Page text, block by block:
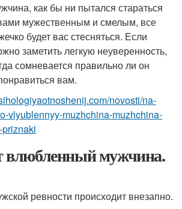
как бы ни пытался стараться
мужественным и смелым, все
будет вас стесняться. Если
заметить легкую неуверенность,
сомневается правильно ли он
вам.
novosti/na-
vlyublennyy-muzhchina-muzhchina-
влюбленный мужчина.
ревности происходит внезапно.